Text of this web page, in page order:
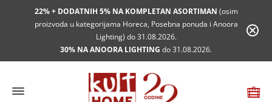
22% + DODATNIH 5% NA KOMPLETAN ASORTIMAN (osim
proizvoda u kategorijama Horeca, Posebna ponuda i Anoora
Lighting) do 31.08.2026.
30% NA ANOORA LIGHTING do 31.08.2026.